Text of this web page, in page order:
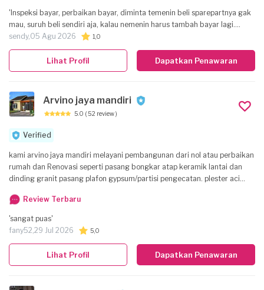
'Inspeksi bayar, perbaikan bayar, diminta temenin beli sparepartnya gak
mau, suruh beli sendiri aja, kalau nemenin harus tambah bayar lagi.
Intinya semua kena charge.'
sendy,05 Agu 2026 1,0
Dapatkan Penawaran
Lihat Profil
Arvino jaya mandiri
5.0 ( 52 review )
Verified
kami arvino jaya mandiri melayani pembangunan dari nol atau perbaikan
rumah dan Renovasi seperti pasang bongkar atap keramik lantai dan
dinding granit pasang plafon gypsum/partisi pengecatan. plester aci
atap dan pasang atap baru.
Review Terbaru
'sangat puas'
fany52,29 Jul 2026 5,0
Dapatkan Penawaran
Lihat Profil